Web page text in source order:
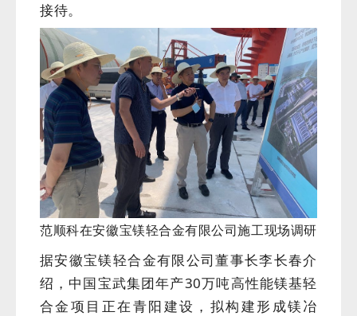
接待。
范顺科在安徽宝镁轻合金有限公司施工现场调研
据安徽宝镁轻合金有限公司董事长李长春介
绍，中国宝武集团年产30万吨高性能镁基轻
合金项目正在青阳建设，拟构建形成镁冶